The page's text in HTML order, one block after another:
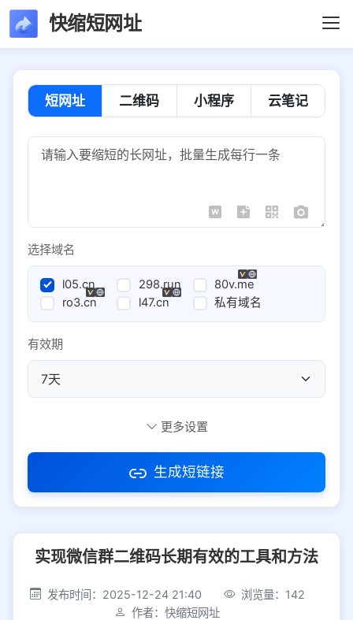
快缩短网址
短网址 二维码 小程序 云笔记
选择域名
l05.cn 298.run
80v.me
ro3.cn
l47.cn 私有域名
有效期
访问密码
社交平台 电商平台
更多设置
生成短链接
实现微信群二维码长期有效的工具和方法
发布时间：2025-12-24 21:40
浏览量：142
作者：快缩短网址